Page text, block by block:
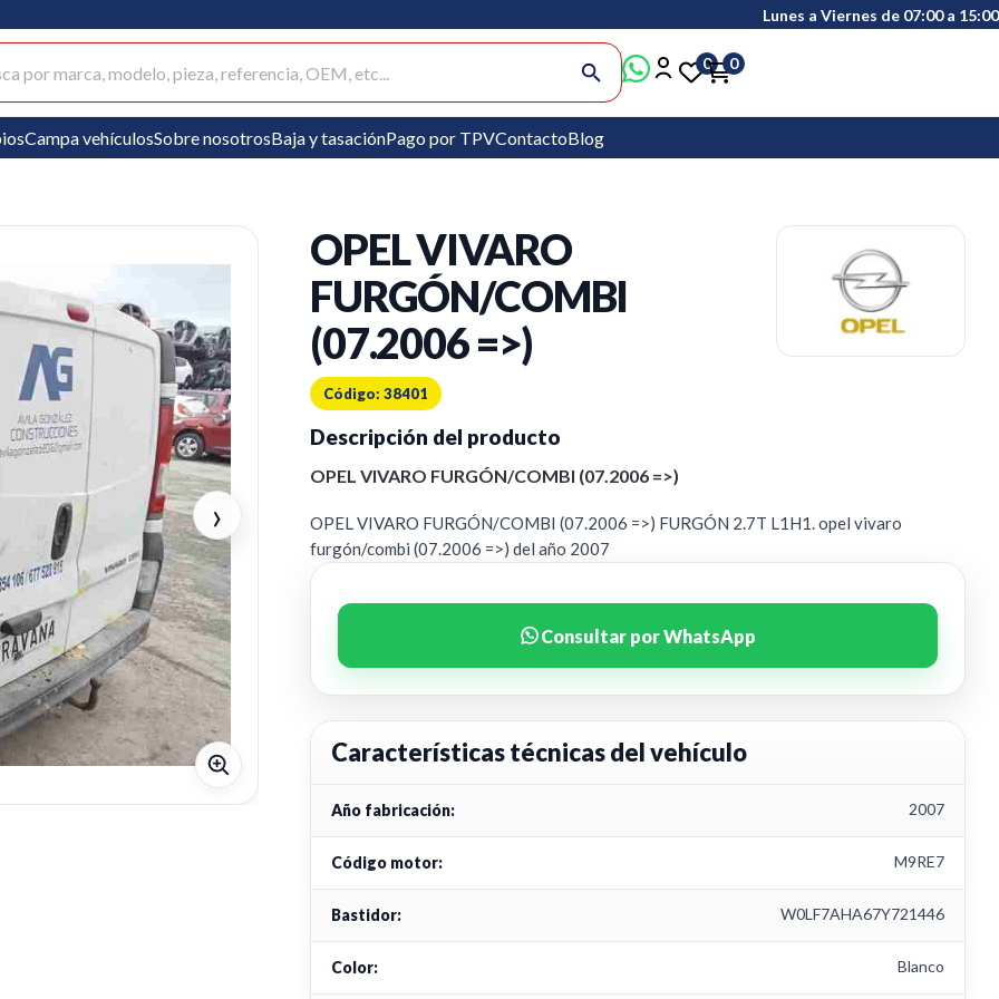
Lunes a Viernes de 07:00 a 15:00
search 0 0
Campa vehículosSobre nosotrosBaja y tasaciónPago por TPVContactoBlog
›
OPEL VIVARO
FURGÓN/COMBI
(07.2006 =>)
Código: 38401
Descripción del producto
OPEL VIVARO FURGÓN/COMBI (07.2006 =>)
OPEL VIVARO FURGÓN/COMBI (07.2006 =>) FURGÓN 2.7T L1H1. opel vivaro
furgón/combi (07.2006 =>) del año 2007
Consultar por WhatsApp
Características técnicas del vehículo
Año fabricación: 2007
Código motor: M9RE7
Bastidor: W0LF7AHA67Y721446
Color: Blanco